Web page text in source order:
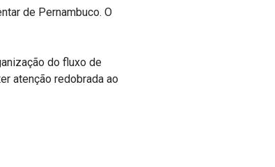
de Pernambuco. O
do fluxo de
atenção redobrada ao